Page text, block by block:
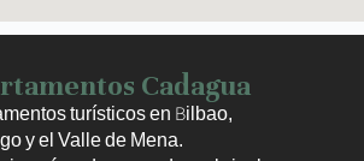
Cadagua
turísticos en Bilbao,
y el Valle de Mena.